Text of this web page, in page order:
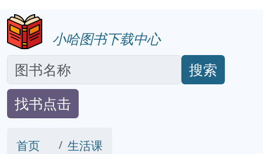
小哈图书下载中心
搜索
找书点击
首页 生活课